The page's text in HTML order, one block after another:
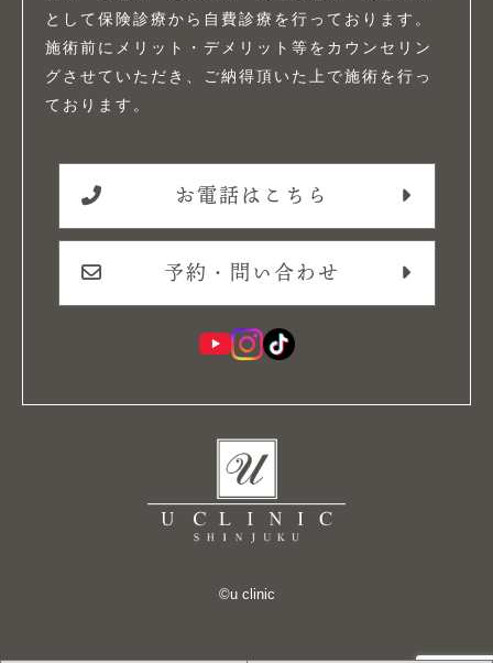
として保険診療から自費診療を行っております。
施術前にメリット・デメリット等をカウンセリン
グさせていただき、ご納得頂いた上で施術を行っ
ております。
お電話はこちら
予約・問い合わせ
©︎u clinic